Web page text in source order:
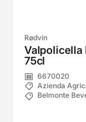
Rødvin
Valpolicella
75cl
6670020
Azienda
Belmonte